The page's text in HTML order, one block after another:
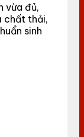
vừa đủ,
chất thải,
sinh